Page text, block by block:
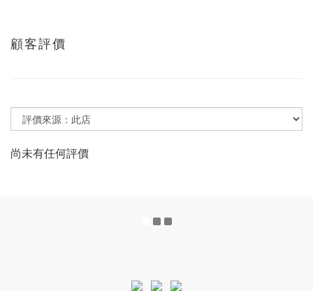
顧客評價
尚未有任何評價